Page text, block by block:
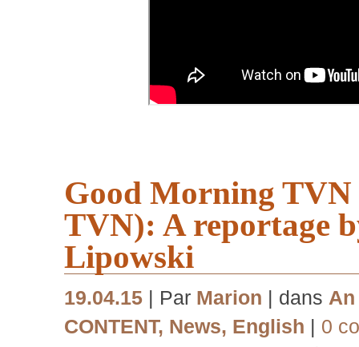
Good Morning
TVN): A reportage
Lipowski
19.04.15 | Par Marion | dans
CONTENT, News, English | 0